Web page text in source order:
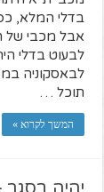
בדלי המלא,
אבל מכבי של
לבעוט בדלי
תוכל …
המשך לקרוא »